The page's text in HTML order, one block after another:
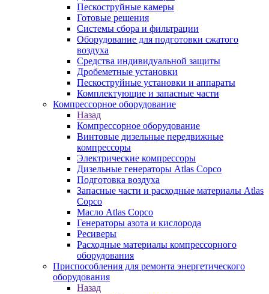
Пескоструйные камеры
Готовые решения
Системы сбора и фильтрации
Оборудование для подготовки сжатого
воздуха
Средства индивидуальной защиты
Дробеметные установки
Пескоструйные установки и аппараты
Комплектующие и запасные части
Компрессорное оборудование
Назад
Компрессорное оборудование
Винтовые дизельные передвижные
компрессоры
Электрические компрессоры
Дизельные генераторы Atlas Copco
Подготовка воздуха
Запасные части и расходные материалы Atlas
Copco
Масло Atlas Copco
Генераторы азота и кислорода
Ресиверы
Расходные материалы компрессорного
оборудования
Приспособления для ремонта энергетического
оборудования
Назад